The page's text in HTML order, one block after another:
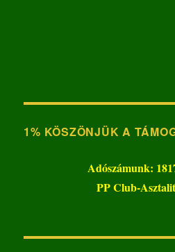
1% KÖSZÖNJÜK A
Adószámunk:
PP Club-